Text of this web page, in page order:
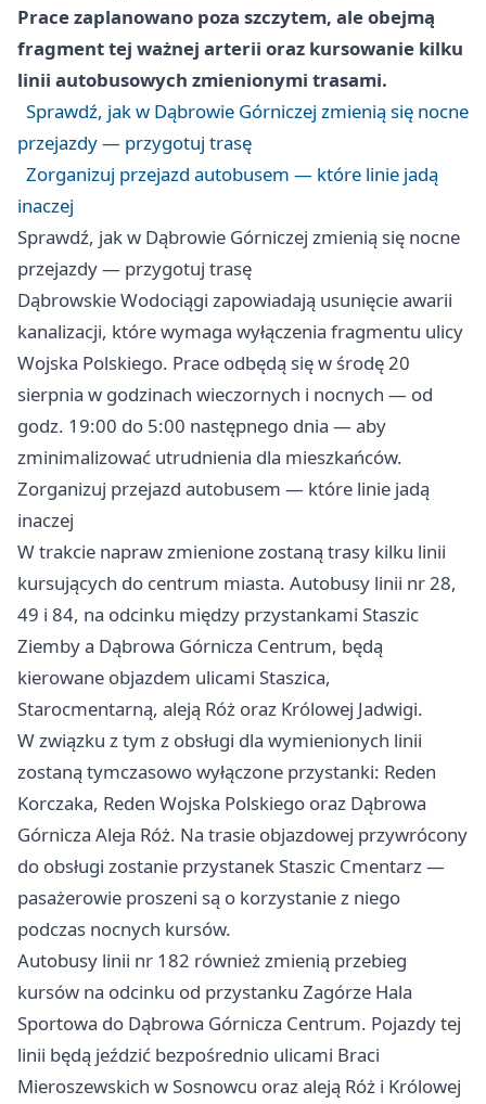
Prace zaplanowano poza szczytem, ale obejmą
fragment tej ważnej arterii oraz kursowanie kilku
linii autobusowych zmienionymi trasami.
Sprawdź, jak w Dąbrowie Górniczej zmienią się nocne
przejazdy — przygotuj trasę
Zorganizuj przejazd autobusem — które linie jadą
inaczej
Sprawdź, jak w Dąbrowie Górniczej zmienią się nocne
przejazdy — przygotuj trasę
Dąbrowskie Wodociągi zapowiadają usunięcie awarii
kanalizacji, które wymaga wyłączenia fragmentu ulicy
Wojska Polskiego. Prace odbędą się w środę 20
sierpnia w godzinach wieczornych i nocnych — od
godz. 19:00 do 5:00 następnego dnia — aby
zminimalizować utrudnienia dla mieszkańców.
Zorganizuj przejazd autobusem — które linie jadą
inaczej
W trakcie napraw zmienione zostaną trasy kilku linii
kursujących do centrum miasta. Autobusy linii nr 28,
49 i 84, na odcinku między przystankami Staszic
Ziemby a Dąbrowa Górnicza Centrum, będą
kierowane objazdem ulicami Staszica,
Starocmentarną, aleją Róż oraz Królowej Jadwigi.
W związku z tym z obsługi dla wymienionych linii
zostaną tymczasowo wyłączone przystanki: Reden
Korczaka, Reden Wojska Polskiego oraz Dąbrowa
Górnicza Aleja Róż. Na trasie objazdowej przywrócony
do obsługi zostanie przystanek Staszic Cmentarz —
pasażerowie proszeni są o korzystanie z niego
podczas nocnych kursów.
Autobusy linii nr 182 również zmienią przebieg
kursów na odcinku od przystanku Zagórze Hala
Sportowa do Dąbrowa Górnicza Centrum. Pojazdy tej
linii będą jeździć bezpośrednio ulicami Braci
Mieroszewskich w Sosnowcu oraz aleją Róż i Królowej